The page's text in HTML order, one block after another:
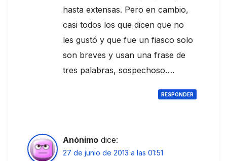
hasta extensas. Pero en cambio,
casi todos los que dicen que no
les gustó y que fue un fiasco solo
son breves y usan una frase de
tres palabras, sospechoso….
RESPONDER
Anónimo dice:
27 de junio de 2013 a las 01:51